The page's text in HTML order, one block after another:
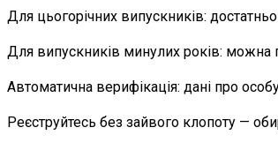
Для цьогорічних випускників:
Для випускників минулих років: можна
Автоматична верифікація: дані про
Реєструйтесь без зайвого клопоту —